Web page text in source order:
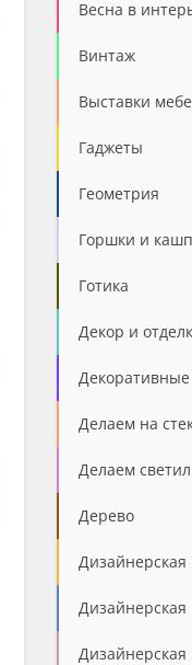
Весна в
Винтаж
Выставки
Гаджеты
Геометрия
Горшки и
Готика
Декор и
Делаем на
Делаем
Дерево
Дизайнерская
Дизайнерская